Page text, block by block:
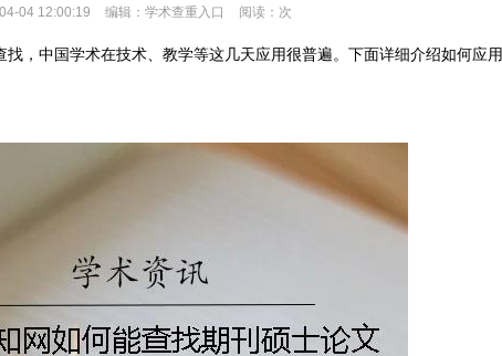
04 12:00:19 编辑：学术查重入口 阅读： 次
，中国学术在技术、教学等这几天应用很普遍。下面详细介绍如何应用